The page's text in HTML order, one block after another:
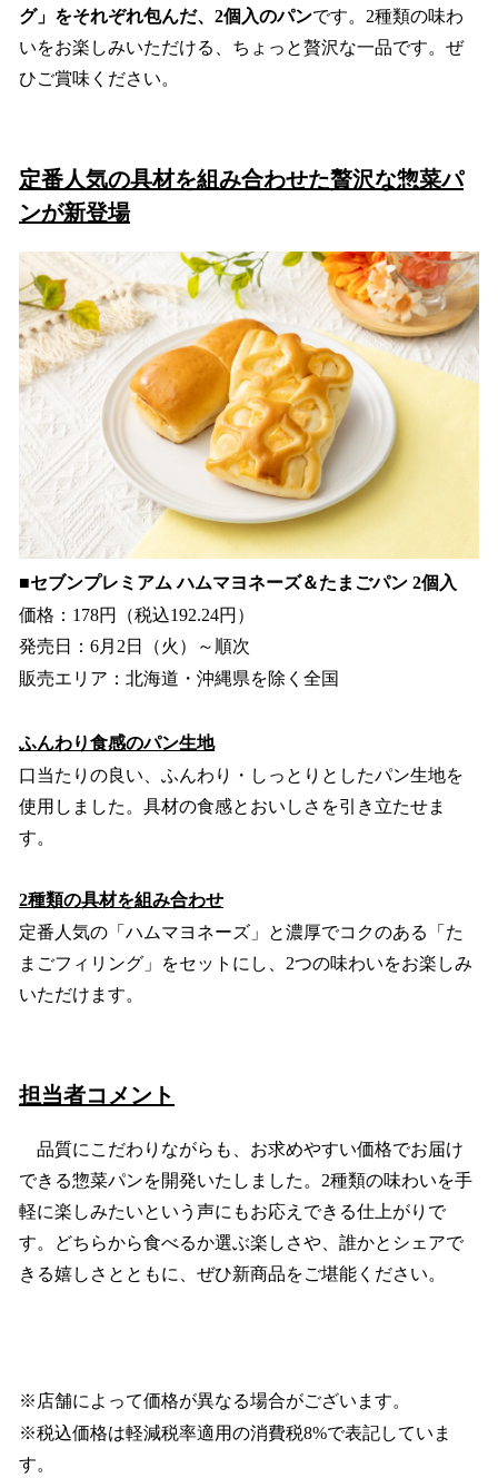
グ」をそれぞれ包んだ、2個入のパンです。2種類の味わ
いをお楽しみいただける、ちょっと贅沢な一品です。ぜ
ひご賞味ください。
定番人気の具材を組み合わせた贅沢な惣菜パ
ンが新登場
■セブンプレミアム ハムマヨネーズ＆たまごパン 2個入
価格：178円（税込192.24円）
発売日：6月2日（火）～順次
販売エリア：北海道・沖縄県を除く全国
ふんわり食感のパン生地
口当たりの良い、ふんわり・しっとりとしたパン生地を
使用しました。具材の食感とおいしさを引き立たせま
す。
2種類の具材を組み合わせ
定番人気の「ハムマヨネーズ」と濃厚でコクのある「た
まごフィリング」をセットにし、2つの味わいをお楽しみ
いただけます。
担当者コメント
品質にこだわりながらも、お求めやすい価格でお届け
できる惣菜パンを開発いたしました。2種類の味わいを手
軽に楽しみたいという声にもお応えできる仕上がりで
す。どちらから食べるか選ぶ楽しさや、誰かとシェアで
きる嬉しさとともに、ぜひ新商品をご堪能ください。
※店舗によって価格が異なる場合がございます。
※税込価格は軽減税率適用の消費税8%で表記していま
す。